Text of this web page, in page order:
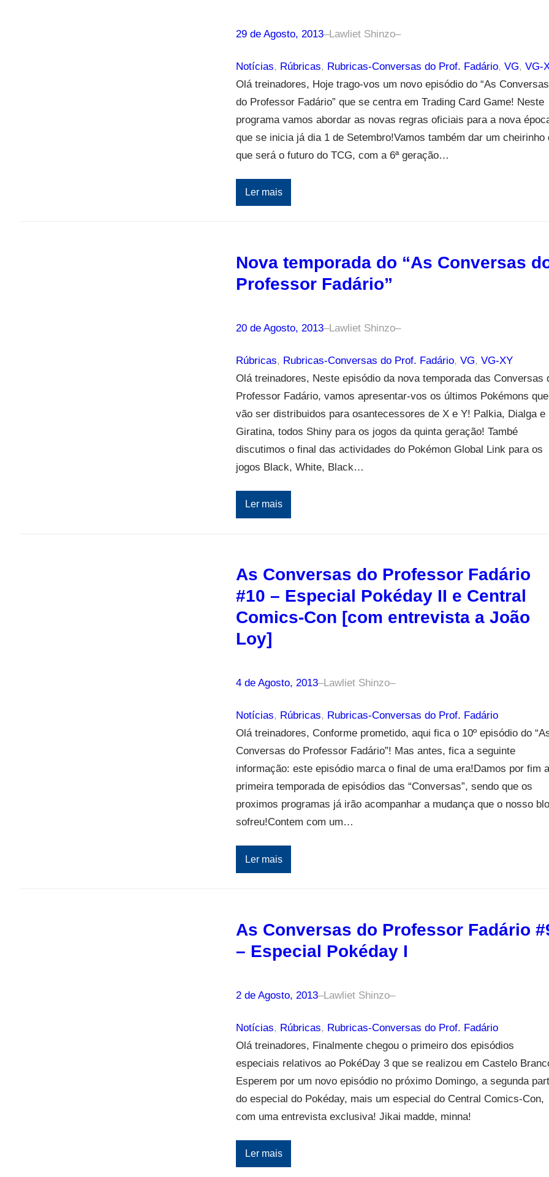
29 de Agosto, 2013–Lawliet Shinzo–
Notícias, Rúbricas, Rubricas-Conversas do Prof. Fadário, VG, VG-
Olá treinadores, Hoje trago-vos um novo episódio do “As Conversas
do Professor Fadário” que se centra em Trading Card Game! Neste
programa vamos abordar as novas regras oficiais para a nova
que se inicia já dia 1 de Setembro!Vamos também dar um cheirinho
que será o futuro do TCG, com a 6ª geração…
Ler mais
Nova temporada do “As Conversas
Professor Fadário”
20 de Agosto, 2013–Lawliet Shinzo–
Rúbricas, Rubricas-Conversas do Prof. Fadário, VG, VG-XY
Olá treinadores, Neste episódio da nova temporada das Conversas
Professor Fadário, vamos apresentar-vos os últimos Pokémons que
vão ser distribuidos para osantecessores de X e Y! Palkia, Dialga e
Giratina, todos Shiny para os jogos da quinta geração! També
discutimos o final das actividades do Pokémon Global Link para os
jogos Black, White, Black…
Ler mais
As Conversas do Professor Fadário
#10 – Especial Pokéday II e Central
Comics-Con [com entrevista a João
Loy]
4 de Agosto, 2013–Lawliet Shinzo–
Notícias, Rúbricas, Rubricas-Conversas do Prof. Fadário
Olá treinadores, Conforme prometido, aqui fica o 10º episódio do
Conversas do Professor Fadário”! Mas antes, fica a seguinte
informação: este episódio marca o final de uma era!Damos por fim a
primeira temporada de episódios das “Conversas”, sendo que os
proximos programas já irão acompanhar a mudança que o nosso
sofreu!Contem com um…
Ler mais
As Conversas do Professor Fadário
– Especial Pokéday I
2 de Agosto, 2013–Lawliet Shinzo–
Notícias, Rúbricas, Rubricas-Conversas do Prof. Fadário
Olá treinadores, Finalmente chegou o primeiro dos episódios
especiais relativos ao PokéDay 3 que se realizou em Castelo
Esperem por um novo episódio no próximo Domingo, a segunda
do especial do Pokéday, mais um especial do Central Comics-Con,
com uma entrevista exclusiva! Jikai madde, minna!
Ler mais